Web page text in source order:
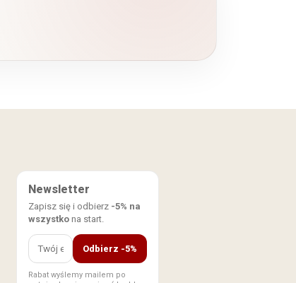
Newsletter
Zapisz się i odbierz -5% na
wszystkona start.
Odbierz -5%
Rabat wyślemy mailem po